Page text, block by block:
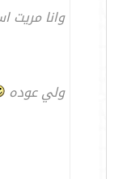
وانا مريت
ولي عوده